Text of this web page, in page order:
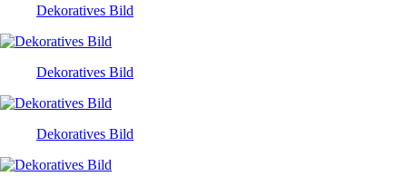
Dekoratives Bild
Dekoratives Bild
Dekoratives Bild